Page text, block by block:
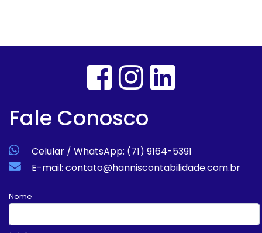
Fale Conosco
Celular / WhatsApp: (71) 9164-5391
E-mail: contato@hanniscontabilidade.com.br
Nome